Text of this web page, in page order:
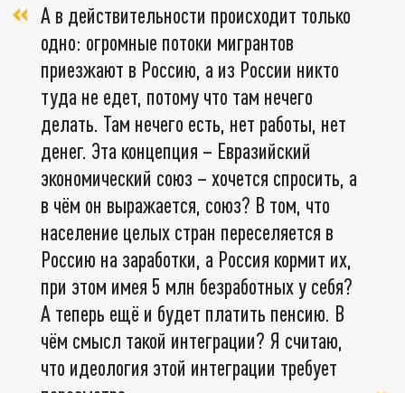
А в действительности происходит только
одно: огромные потоки мигрантов
приезжают в Россию, а из России никто
туда не едет, потому что там нечего
делать. Там нечего есть, нет работы, нет
денег. Эта концепция – Евразийский
экономический союз – хочется спросить, а
в чём он выражается, союз? В том, что
население целых стран переселяется в
Россию на заработки, а Россия кормит их,
при этом имея 5 млн безработных у себя?
А теперь ещё и будет платить пенсию. В
чём смысл такой интеграции? Я считаю,
что идеология этой интеграции требует